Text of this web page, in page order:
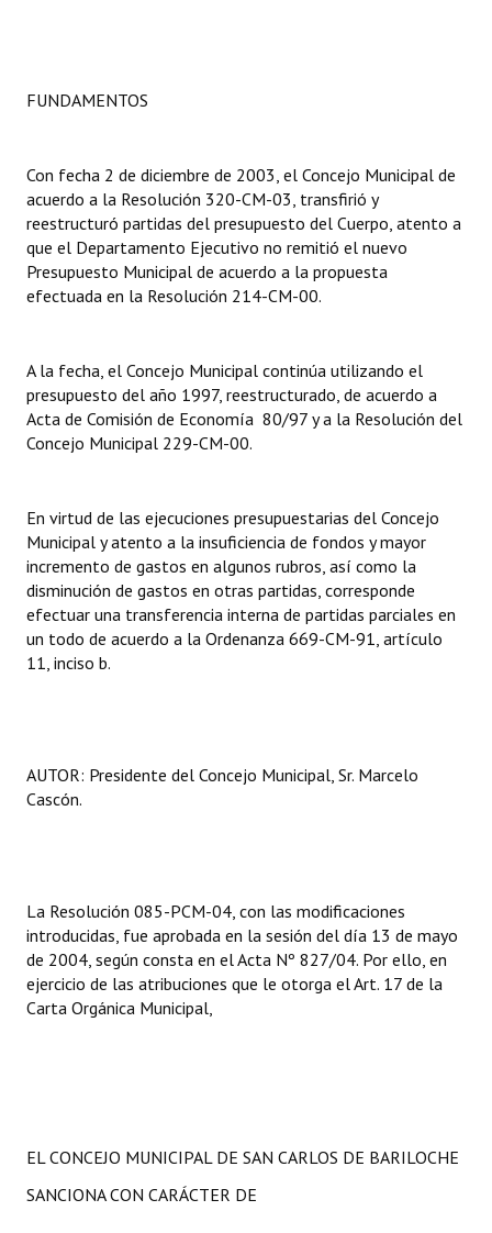
Resoluciones
Resoluciones de Presidencia
INSTITUCIONAL
Registros y Distinciones
Datos Históricos
Audiencias Públicas - Registro
Mujeres que Dejaron Huellas - Registro
Periodistas Decanos - Registro
Ciudadano Ilustre - Registro
Antiguos Pobladores - Registro
Entrega de distinciones
REFORMA DE LA CARTA ORGÁNICA
FUNDAMENTOS
Con fecha 2 de diciembre de 2003, el Concejo Municipal de
acuerdo a la Resolución 320-CM-03, transfirió y
reestructuró partidas del presupuesto del Cuerpo, atento a
que el Departamento Ejecutivo no remitió el nuevo
Presupuesto Municipal de acuerdo a la propuesta
efectuada en la Resolución 214-CM-00.
A la fecha, el Concejo Municipal continúa utilizando el
presupuesto del año 1997, reestructurado, de acuerdo a
Acta de Comisión de Economía 80/97 y a la Resolución del
Concejo Municipal 229-CM-00.
En virtud de las ejecuciones presupuestarias del Concejo
Municipal y atento a la insuficiencia de fondos y mayor
incremento de gastos en algunos rubros, así como la
disminución de gastos en otras partidas, corresponde
efectuar una transferencia interna de partidas parciales en
un todo de acuerdo a la Ordenanza 669-CM-91, artículo
11, inciso b.
AUTOR: Presidente del Concejo Municipal, Sr. Marcelo
Cascón.
La Resolución 085-PCM-04, con las modificaciones
introducidas, fue aprobada en la sesión del día 13 de mayo
de 2004, según consta en el Acta Nº 827/04. Por ello, en
ejercicio de las atribuciones que le otorga el Art. 17 de la
Carta Orgánica Municipal,
EL CONCEJO MUNICIPAL DE SAN CARLOS DE BARILOCHE
SANCIONA CON CARÁCTER DE